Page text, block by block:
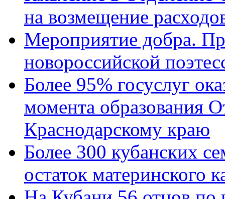
на возмещение
Мероприятие добра.
новороссийской
Более 95% госуслуг
момента образования
Краснодарскому краю
Более 300 кубанских
остаток материнского